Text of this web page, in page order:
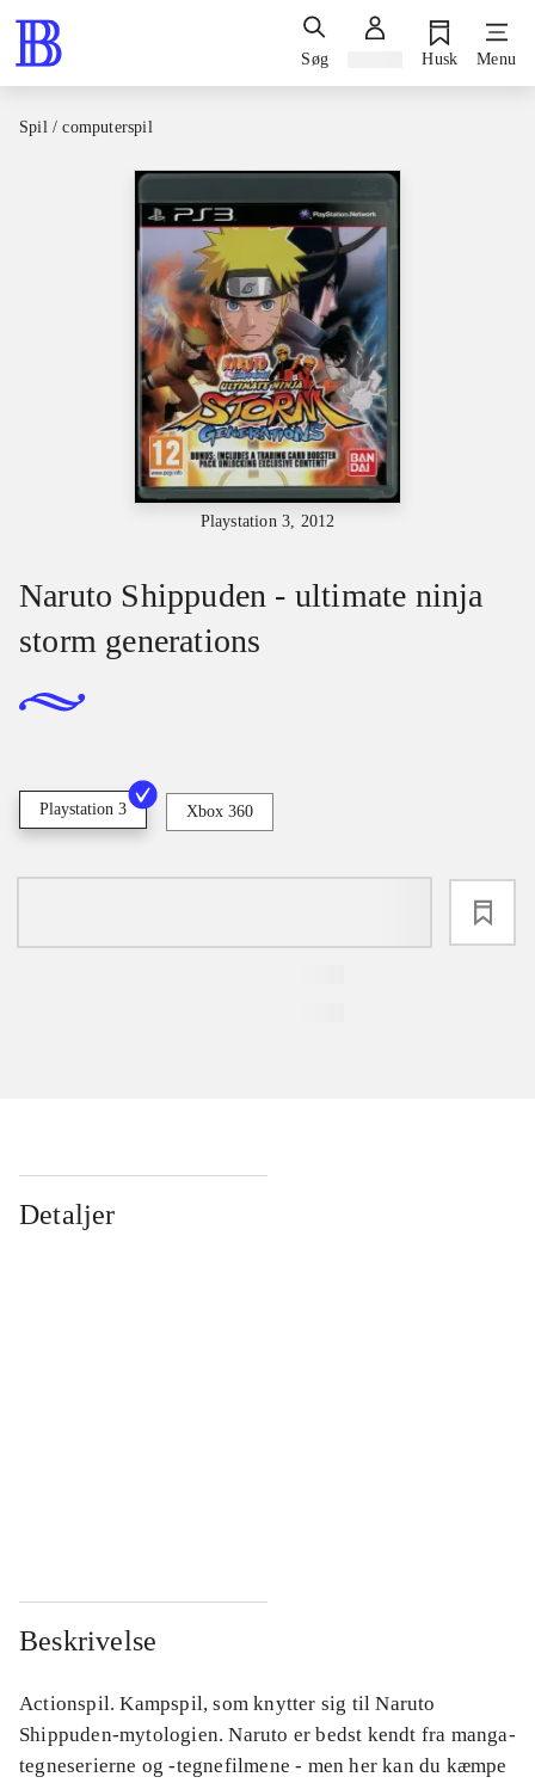
Søg Husk Menu
Spil / computerspil
Playstation 3, 2012
Naruto Shippuden - ultimate ninja
storm generations
Playstation 3 Xbox 360
Detaljer
Beskrivelse
Actionspil. Kampspil, som knytter sig til Naruto
Shippuden-mytologien. Naruto er bedst kendt fra manga-
tegneserierne og -tegnefilmene - men her kan du kæmpe